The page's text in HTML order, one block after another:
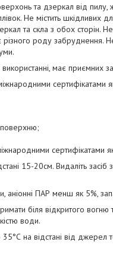
та дзеркал від пилу,
Не містить шкідливих
та скла з обох сторін.
роду забруднення.
має приємних
сертифікатами
поверхню;
сертифікатами
15-20см. Видаліть
аніонні ПАР менш як 5%,
біля відкритого вогню
води.
на відстані від джерел